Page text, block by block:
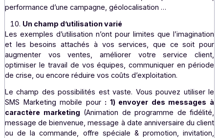
Le SMS permet aujourd’hui de générer de
réception des réponses. Il est possible de
destinataire de répondre à l’envoi d’un message
réponse libre ou par des mots clés qui permettront de
un dialogue et mettre en place une animation :
concours, inscription, confirmation, validation, vote
L’insertion d’un lien court dans le message permet
bénéficier des éléments de « tracking »
réservés au web : nombre de clics, temps de
performance d’une campagne, géolocalisation …